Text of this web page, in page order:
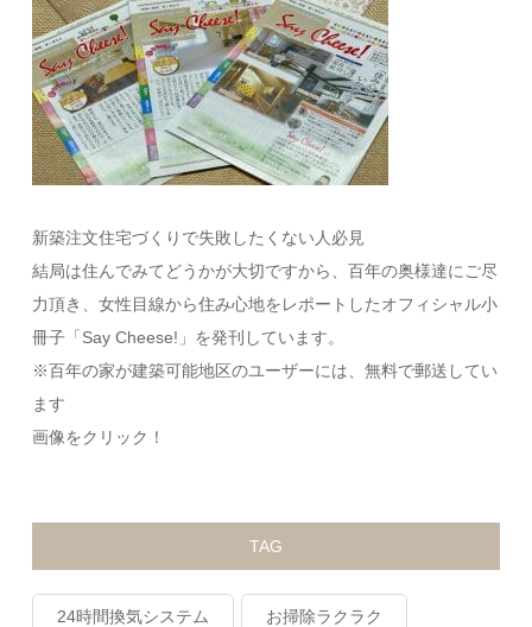
新築注文住宅づくりで失敗したくない人必見
結局は住んでみてどうかが大切ですから、百年の奥様達にご尽
力頂き、女性目線から住み心地をレポートしたオフィシャル小
冊子「Say Cheese!」を発刊しています。
※百年の家が建築可能地区のユーザーには、無料で郵送してい
ます
画像をクリック！
TAG
24時間換気システム お掃除ラクラク